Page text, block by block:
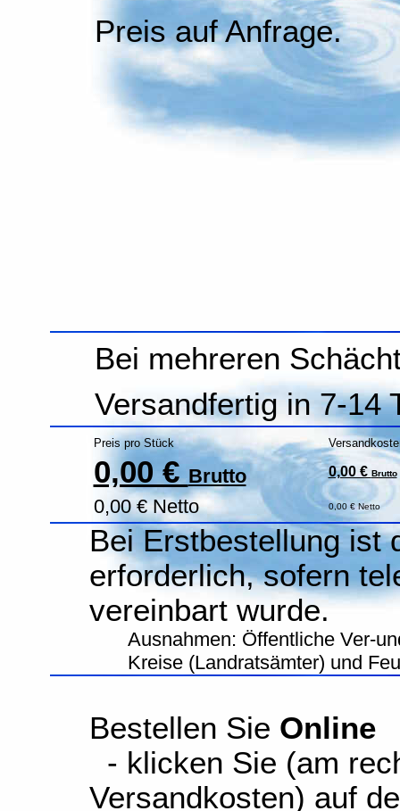
Preis auf Anfrage.
Bei mehreren
Versandfertig in 7-14
Preis pro Stück
0,00 €Brutto 0,00 € Brutto
0,00 € Netto 0,00 € Netto
Bei Erstbestellung ist
erforderlich, sofern
vereinbart wurde.
Ausnahmen: Öffentliche Ver-
Kreise (Landratsämter) und
Bestellen Sie Online
- klicken Sie (am
Versandkosten) auf